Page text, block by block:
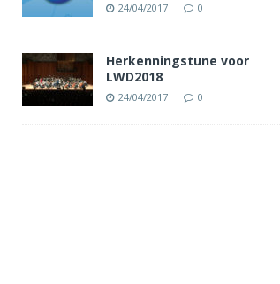
24/04/2017 0
Herkenningstune voor
LWD2018
24/04/2017 0